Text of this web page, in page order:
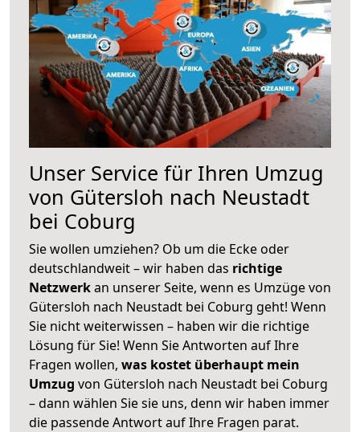
Unser Service für Ihren Umzug
von Gütersloh nach Neustadt
bei Coburg
Sie wollen umziehen? Ob um die Ecke oder
deutschlandweit – wir haben das richtige
Netzwerkan unserer Seite, wenn es Umzüge von
Gütersloh nach Neustadt bei Coburg geht! Wenn
Sie nicht weiterwissen – haben wir die richtige
Lösung für Sie! Wenn Sie Antworten auf Ihre
Fragen wollen, was kostet überhaupt mein
Umzug von Gütersloh nach Neustadt bei Coburg
– dann wählen Sie sie uns, denn wir haben immer
die passende Antwort auf Ihre Fragen parat.